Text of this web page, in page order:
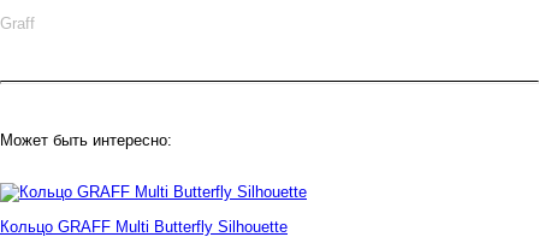
Graff
Может быть интересно:
Кольцо GRAFF Multi Butterfly Silhouette